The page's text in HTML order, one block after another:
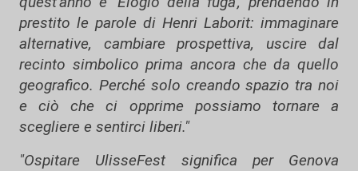
prestito le parole di Henri Laborit: immaginare
alternative, cambiare prospettiva, uscire dal
recinto simbolico prima ancora che da quello
geografico. Perché solo creando spazio tra noi
e ciò che ci opprime possiamo tornare a
scegliere e sentirci liberi."
"Ospitare UlisseFest significa per Genova